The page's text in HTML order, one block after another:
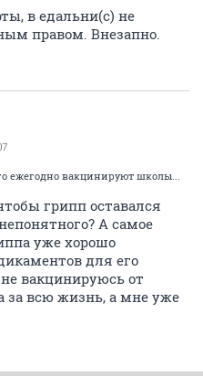
в едальни(с) не
правом. Внезапно.
ежегодно вакцинируют школы...
грипп оставался
А самое
уже хорошо
для его
вакцинируюсь от
за всю жизнь, а мне уже